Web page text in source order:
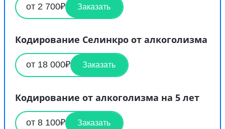
от 2 700₽ Заказать
Кодирование Селинкро от алкоголизма
от 18 000₽ Заказать
Кодирование от алкоголизма на 5 лет
от 8 100₽ Заказать